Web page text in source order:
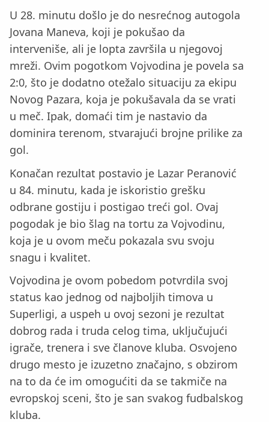
U 28. minutu došlo je do nesrećnog autogola
Jovana Maneva, koji je pokušao da
interveniše, ali je lopta završila u njegovoj
mreži. Ovim pogotkom Vojvodina je povela sa
2:0, što je dodatno otežalo situaciju za ekipu
Novog Pazara, koja je pokušavala da se vrati
u meč. Ipak, domaći tim je nastavio da
dominira terenom, stvarajući brojne prilike za
gol.
Konačan rezultat postavio je Lazar Peranović
u 84. minutu, kada je iskoristio grešku
odbrane gostiju i postigao treći gol. Ovaj
pogodak je bio šlag na tortu za Vojvodinu,
koja je u ovom meču pokazala svu svoju
snagu i kvalitet.
Vojvodina je ovom pobedom potvrdila svoj
status kao jednog od najboljih timova u
Superligi, a uspeh u ovoj sezoni je rezultat
dobrog rada i truda celog tima, uključujući
igrače, trenera i sve članove kluba. Osvojeno
drugo mesto je izuzetno značajno, s obzirom
na to da će im omogućiti da se takmiče na
evropskoj sceni, što je san svakog fudbalskog
kluba.